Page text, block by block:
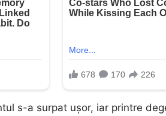
s-a surpat ușor, iar printre